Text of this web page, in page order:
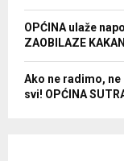
OPĆINA ulaže
ZAOBILAZE
Ako ne radimo,
svi! OPĆINA